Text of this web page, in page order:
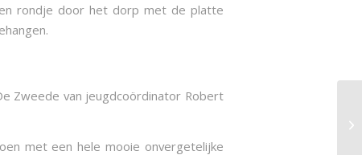
rondje door het dorp met de platte
Zweede van jeugdcoördinator Robert
met een hele mooie onvergetelijke